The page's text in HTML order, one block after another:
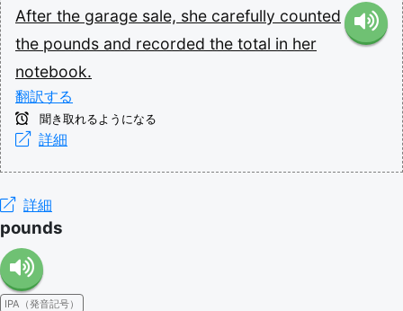
After the garage sale, she carefully counted
the pounds and recorded the total in her
notebook.
翻訳する
聞き取れるようになる
詳細
詳細
pounds
IPA（発音記号）